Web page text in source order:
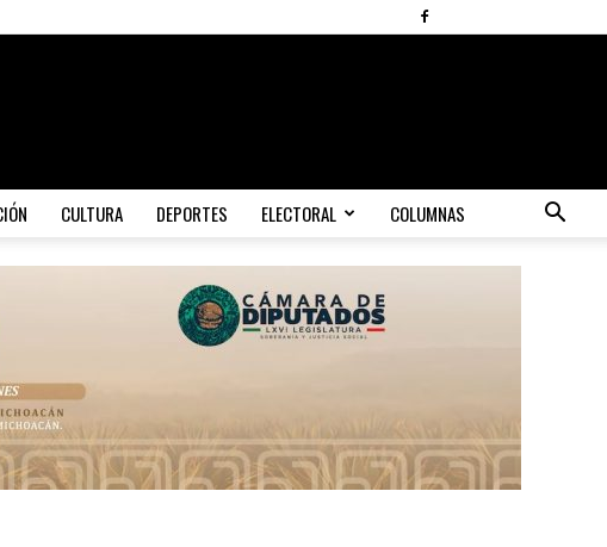
CULTURA DEPORTES ELECTORAL COLUMNAS